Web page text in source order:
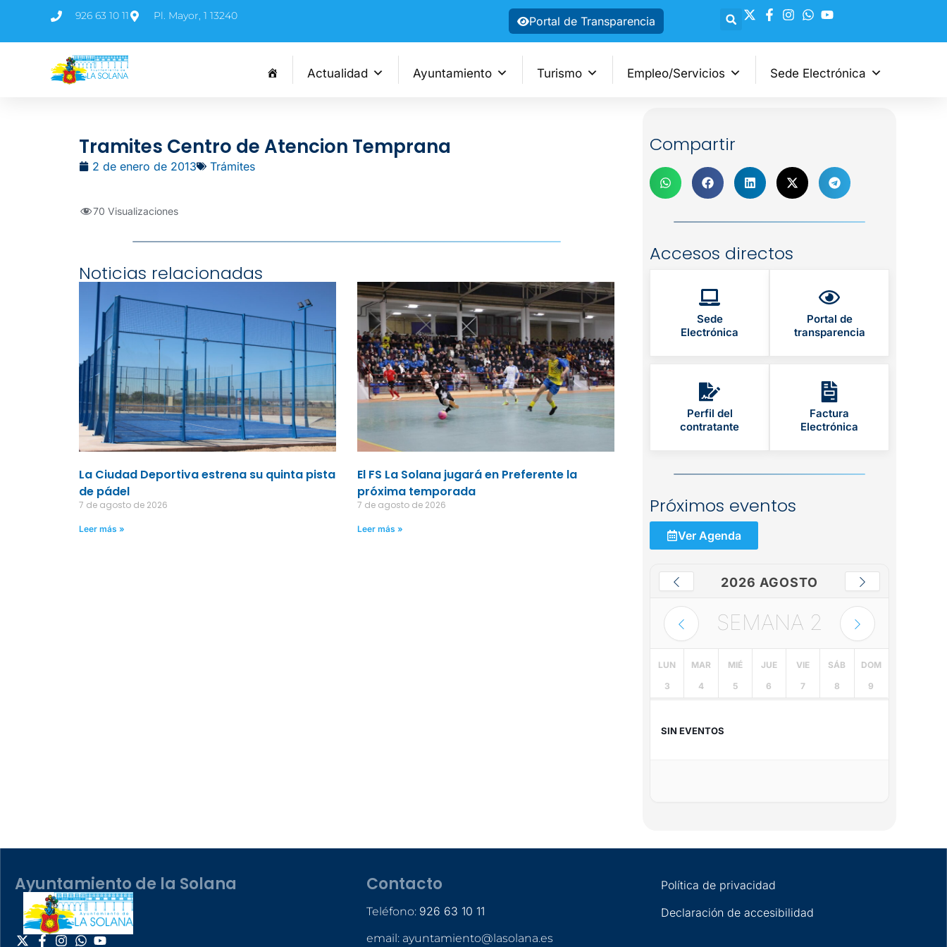
926 63 10 11 Pl. Mayor, 1 13240 Portal de Transparencia
Actualidad Ayuntamiento Turismo Empleo/Servicios Sede Electrónica
Tramites Centro de Atencion Temprana
2 de enero de 2013 Trámites
70 Visualizaciones
Noticias relacionadas
La Ciudad Deportiva estrena su quinta pista
de pádel
7 de agosto de 2026
Leer más »
El FS La Solana jugará en Preferente la
próxima temporada
7 de agosto de 2026
Leer más »
Compartir
Accesos directos
Sede
Electrónica
Portal de
transparencia
Perfil del
contratante
Factura
Electrónica
Próximos eventos
Ver Agenda
2026 AGOSTO
SEMANA 2
LUN
3
MAR
4
MIÉ
5
JUE
6
VIE
7
SÁB
8
DOM
9
SIN EVENTOS
Ayuntamiento de la Solana Contacto
Teléfono: 926 63 10 11
email: ayuntamiento@lasolana.es
Política de privacidad
Declaración de accesibilidad